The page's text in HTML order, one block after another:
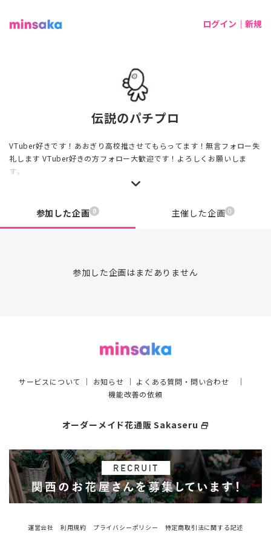
ログイン｜新規
伝説のパチプロ
VTuber好きです！あおぎり高校推させてもらってます！無言フォロー失
礼します VTuber好きの方フォロー大歓迎です！よろしくお願いしま
す。
参加した企画 0 主催した企画 0
参加した企画はまだありません
サービスについて ｜ お知らせ ｜ よくある質問・問い合わせ ｜
機能改善の依頼
オーダーメイド花通販 Sakaseru select_window
運営会社 利用規約 プライバシーポリシー
特定商取引法に関する記述